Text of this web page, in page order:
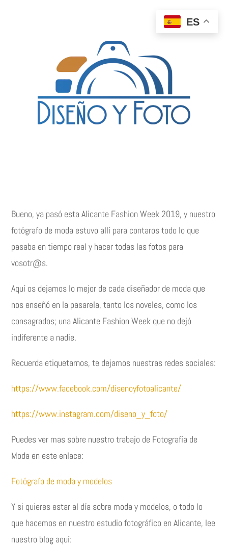
Bueno, ya pasó esta Alicante Fashion Week 2019, y nuestro
fotógrafo de moda estuvo allí para contaros todo lo que
pasaba en tiempo real y hacer todas las fotos para
vosotr@s.
Aquí os dejamos lo mejor de cada diseñador de moda que
nos enseñó en la pasarela, tanto los noveles, como los
consagrados; una Alicante Fashion Week que no dejó
indiferente a nadie.
Recuerda etiquetarnos, te dejamos nuestras redes sociales:
https://www.facebook.com/disenoyfotoalicante/
https://www.instagram.com/diseno_y_foto/
Puedes ver mas sobre nuestro trabajo de Fotografía de
Moda en este enlace:
Fotógrafo de moda y modelos
Y si quieres estar al día sobre moda y modelos, o todo lo
que hacemos en nuestro estudio fotográfico en Alicante, lee
nuestro blog aquí:
ES